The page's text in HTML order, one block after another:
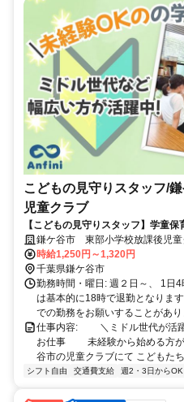
こどもの見守りスタッフ/
児童クラブ
【こどもの見守りスタッフ】学童
でもOK⭕あなたの初めてを応援し
鎌ケ谷市 東部小学校放課後児童
時給1,250円～1,320円
千葉県鎌ケ谷市
勤務時間・曜日: 週２日～、 1日
は基本的に18時で退勤となりま
での勤務をお願いすることがあり
仕事内容: ⠀ ⠀ ＼ミドル世代が活
お仕事 ⠀ ⠀ 未経験から始める方
谷市の児童クラブにて こどもたち
シフト自由 交通費支給 週2・3日からOK